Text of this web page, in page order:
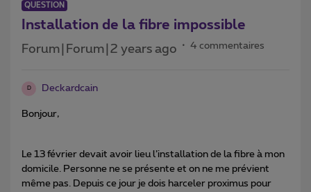
QUESTION
Installation de la fibre impossible
Forum|Forum|2 years ago 4 commentaires
D Deckardcain
Bonjour,
Le 13 février devait avoir lieu l’installation de la fibre à mon
domicile. Personne ne se présente et on ne me prévient
même pas. Depuis ce jour je dois harceler proximus pour